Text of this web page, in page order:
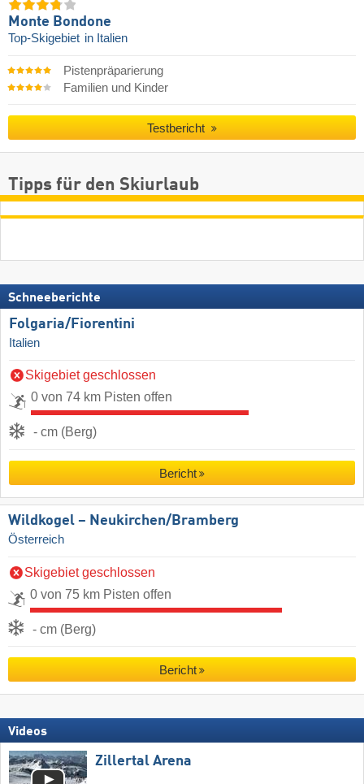
Monte Bondone
Top-Skigebiet in Italien
Pistenpräparierung
Familien und Kinder
Testbericht
Tipps für den Skiurlaub
Schneeberichte
Folgaria/​Fiorentini
Italien
Skigebiet geschlossen
0 von 74 km Pisten offen
- cm (Berg)
Bericht
Wildkogel – Neukirchen/​Bramberg
Österreich
Skigebiet geschlossen
0 von 75 km Pisten offen
- cm (Berg)
Bericht
Videos
Zillertal Arena